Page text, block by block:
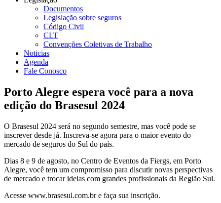
Documentos
Legislação sobre seguros
Código Civil
CLT
Convenções Coletivas de Trabalho
Noticias
Agenda
Fale Conosco
Porto Alegre espera você para a nova
edição do Brasesul 2024
O Brasesul 2024 será no segundo semestre, mas você pode se
inscrever desde já. Inscreva-se agora para o maior evento do
mercado de seguros do Sul do país.
Dias 8 e 9 de agosto, no Centro de Eventos da Fiergs, em Porto
Alegre, você tem um compromisso para discutir novas perspectivas
de mercado e trocar ideias com grandes profissionais da Região Sul.
Acesse www.brasesul.com.br e faça sua inscrição.